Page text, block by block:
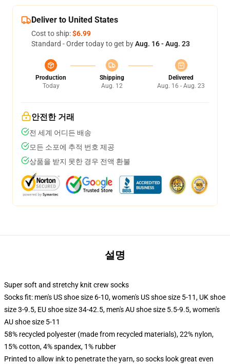
Deliver to United States
Cost to ship:$6.99
Standard - Order today to get byAug. 16 - Aug. 23
Production
Today
Shipping
Aug. 12
Delivered
Aug. 16 - Aug. 23
안전한 거래
전 세계 어디든 배송
모든 소포에 추적 번호 제공
상품을 받지 못한 경우 전액 환불
설명
Super soft and stretchy knit crew socks
Socks fit: men's US shoe size 6-10, women's US shoe size 5-11, UK shoe
size 3-9.5, EU shoe size 34-42.5, men's AU shoe size 5.5-9.5, women's
AU shoe size 5-11
58% recycled polyester (made from recycled materials), 22% nylon,
15% cotton, 4% spandex, 1% rubber
Printed to allow ink to penetrate the yarn, so socks look great even